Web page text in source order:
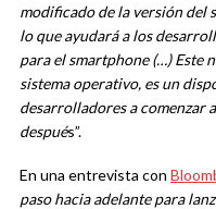
modificado de la versión del
lo que ayudará a los
para el smartphone (…) Este
sistema operativo, es un
desarrolladores a comenzar
después”.
En una entrevista con
paso hacia adelante para